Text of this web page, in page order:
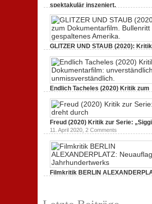
spektakulär inszeniert.
GLITZER UND STAUB (2020):
Dokumentarfilm.
3. Oktober 2020,2 Comments
Endlich Tacheles (2020) Kritik zum
Dokumentarfilm: unverständlich,
19. Mai 2020,0 Comments
Freud (2020) Kritik zur Serie:
11. April 2020, 2 Comments
Filmkritik BERLIN